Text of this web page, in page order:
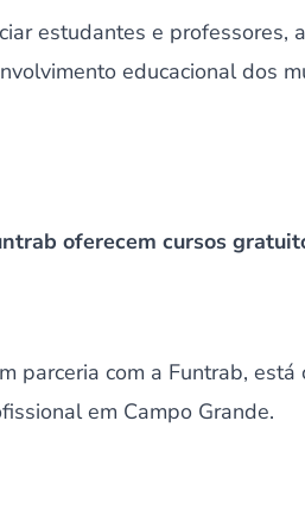
estudantes e professores,
educacional dos
oferecem cursos
parceria com a Funtrab,
em Campo Grande.